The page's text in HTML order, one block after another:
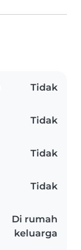
Tidak
Tidak
Tidak
Tidak
Di rumah
keluarga